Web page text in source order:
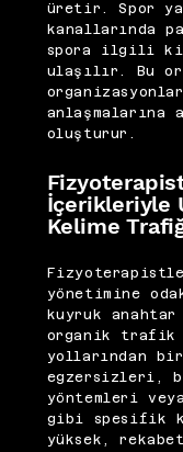
üretir. Spor
kanallarında
spora ilgili
ulaşılır. Bu
oluşturur.
İçerikleriyle
Kelime
yönetimine
kuyruk
organik trafik
yollarından
egzersizleri,
yöntemleri
gibi spesifik
yüksek,